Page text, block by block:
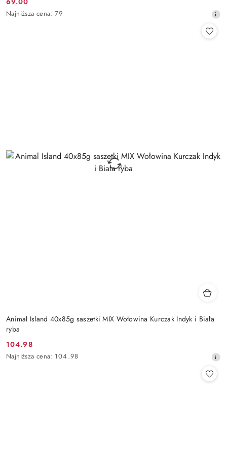
Cena
promocyjna:
Najniższa
Najniższa cena: 79
Animal Island 40x85g saszetki MIX Wołowina Kurczak Indyk i Biała
ryba
Cena
promocyjna:
104.98
Najniższa
Najniższa cena: 104.98